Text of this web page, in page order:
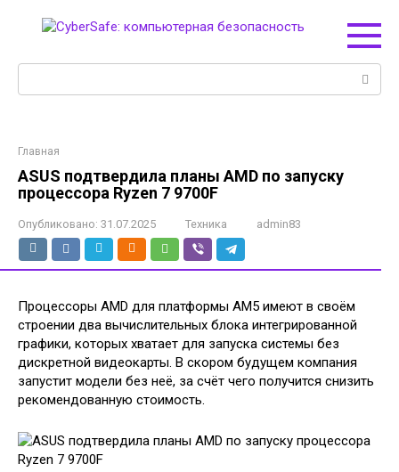
Главная
ASUS подтвердила планы AMD по запуску
процессора Ryzen 7 9700F
Опубликовано: 31.07.2025 Техника admin83
Процессоры AMD для платформы AM5 имеют в своём
строении два вычислительных блока интегрированной
графики, которых хватает для запуска системы без
дискретной видеокарты. В скором будущем компания
запустит модели без неё, за счёт чего получится снизить
рекомендованную стоимость.